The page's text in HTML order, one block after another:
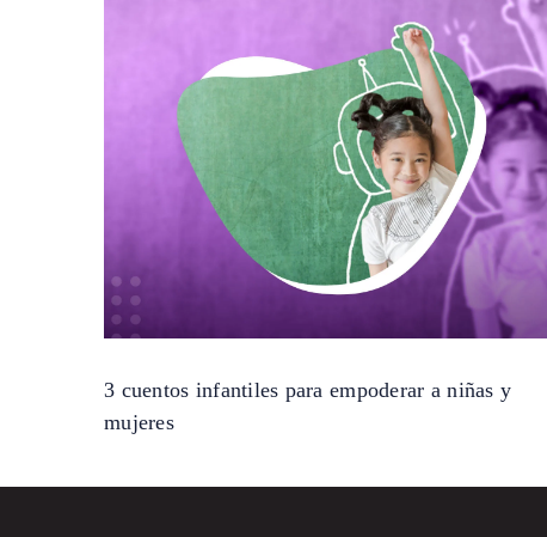
3 cuentos infantiles para empoderar a niñas y
mujeres